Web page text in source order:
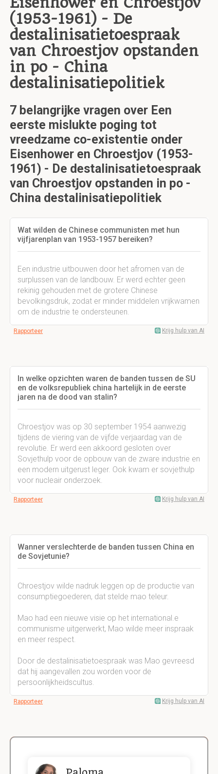
(1953-1961) - De
destalinisatietoespraak
van Chroestjov opstanden
in po - China
destalinisatiepolitiek
7 belangrijke vragen over Een
eerste mislukte poging tot
vreedzame co-existentie onder
Eisenhower en Chroestjov (1953-
1961) - De destalinisatietoespraak
van Chroestjov opstanden in po -
China destalinisatiepolitiek
Wat wilden de Chinese communisten met hun
vijfjarenplan van 1953-1957 bereiken?
Een industrie uitbouwen door het afromen van de
surplussen van de landbouw. Er werd echter geen
rekinig gehouden met de grotere Chinese
bevolkingsdruk, zodat er minder middelen vrijkwamen
om de industrie te ondersteunen.
Rapporteer Krijg hulp van AI
In welke opzichten waren de banden tussen de SU
en de volksrepubliek china hartelijk in de eerste
jaren na de dood van stalin?
Chroestjov was op 30 september 1954 aanwezig
tijdens de viering van de vijfde verjaardag van de
revolutie. Er werd een akkoord gesloten over
Sovjethulp voor de opbouw van de zware industrie en
een modern uitgerust leger. Ook kwam er sovjethulp
voor nucleair onderzoek.
Rapporteer Krijg hulp van AI
Wanner verslechterde de banden tussen China en
de Sovjetunie?
Chroestjov wilde nadruk leggen op de productie van
consumptiegoederen, dat stelde mao teleur.
Mao had een nieuwe visie op het international.e
communisme uitgerwerkt, Mao wilde meer inspraak
en meer respect.
Door de destalinisatietoespraak was Mao gevreesd
dat hij aangevallen zou worden voor de
persoonlijkheidscultus.
Rapporteer Krijg hulp van AI